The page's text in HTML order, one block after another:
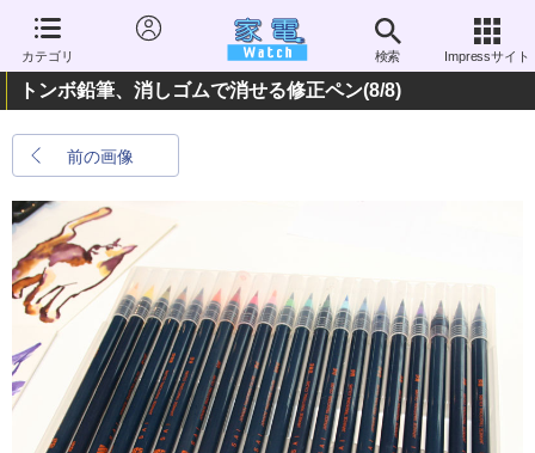
カテゴリ 検索 Impressサイト
トンボ鉛筆、消しゴムで消せる修正ペン(8/8)
前の画像